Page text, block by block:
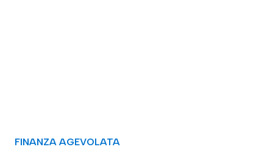
FINANZA AGEVOLATA